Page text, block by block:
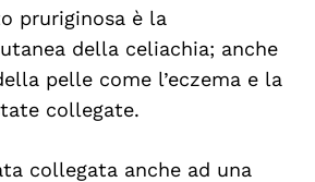
pruriginosa è la
della celiachia; anche
pelle come l’eczema e la
collegate.
collegata anche ad una